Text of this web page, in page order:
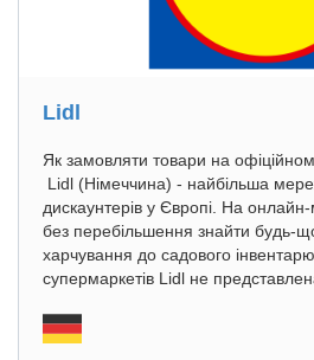
Lidl
Як замовляти товари на
Lidl (Німеччина) - найбільша
дискаунтерів у Європі. На
без перебільшення знайти будь-
харчування до садового
супермаркетів Lidl не